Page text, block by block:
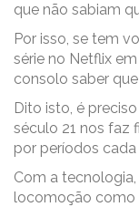
que não sabiam
Por isso, se tem
série no Netflix
consolo saber
Dito isto, é
século 21 nos faz
por períodos
Com a
locomoção como